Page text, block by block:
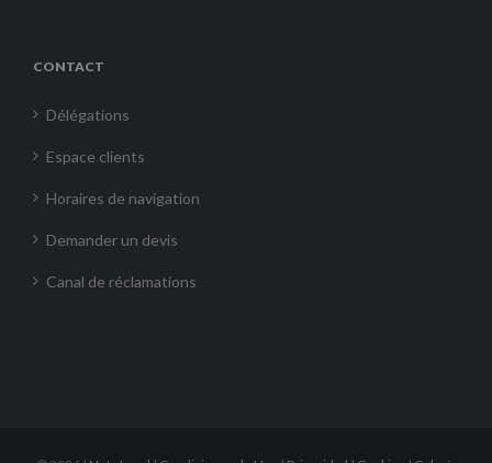
CONTACT
Délégations
Espace clients
Horaires de navigation
Demander un devis
Canal de réclamations